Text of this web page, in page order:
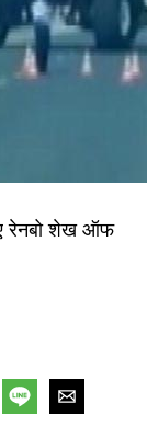
रेनबो शेख ऑफ